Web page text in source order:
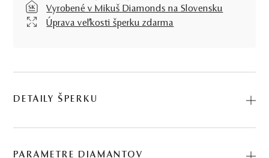
Vyrobené v Mikuš Diamonds na Slovensku
Úprava veľkosti šperku zdarma
DETAILY ŠPERKU
našej kolekcie. Juhomorská perla, diamanty a biele zlato
PARAMETRE DIAMANTOV